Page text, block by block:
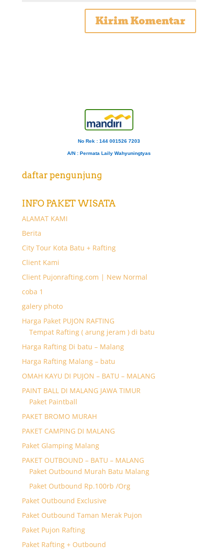
No Rek : 144 001526 7203
A/N : Permata Laily Wahyuningtyas
daftar pengunjung
INFO PAKET WISATA
ALAMAT KAMI
Berita
City Tour Kota Batu + Rafting
Client Kami
Client Pujonrafting.com | New Normal
coba 1
galery photo
Harga Paket PUJON RAFTING
Tempat Rafting ( arung jeram ) di batu
Harga Rafting Di batu – Malang
Harga Rafting Malang – batu
OMAH KAYU DI PUJON – BATU – MALANG
PAINT BALL DI MALANG JAWA TIMUR
Paket Paintball
PAKET BROMO MURAH
PAKET CAMPING DI MALANG
Paket Glamping Malang
PAKET OUTBOUND – BATU – MALANG
Paket Outbound Murah Batu Malang
Paket Outbound Rp.100rb /Org
Paket Outbound Exclusive
Paket Outbound Taman Merak Pujon
Paket Pujon Rafting
Paket Rafting + Outbound